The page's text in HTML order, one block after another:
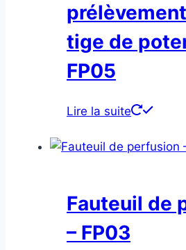
tige de
FP05
Lire la suite
Fauteuil de
– FP03